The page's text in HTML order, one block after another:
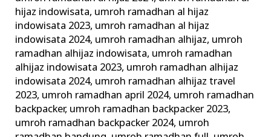
hijaz indowisata, umroh ramadhan al hijaz
indowisata 2023, umroh ramadhan al hijaz
indowisata 2024, umroh ramadhan alhijaz, umroh
ramadhan alhijaz indowisata, umroh ramadhan
alhijaz indowisata 2023, umroh ramadhan alhijaz
indowisata 2024, umroh ramadhan alhijaz travel
2023, umroh ramadhan april 2024, umroh ramadhan
backpacker, umroh ramadhan backpacker 2023,
umroh ramadhan backpacker 2024, umroh